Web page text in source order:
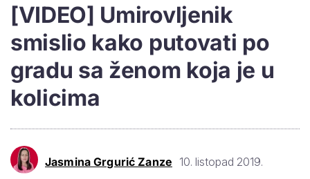
[VIDEO] Umirovljenik
smislio kako putovati po
gradu sa ženom koja je u
kolicima
Jasmina Grgurić Zanze 10. listopad 2019.